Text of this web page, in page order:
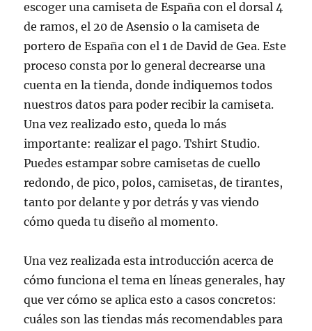
escoger una camiseta de España con el dorsal 4
de ramos, el 20 de Asensio o la camiseta de
portero de España con el 1 de David de Gea. Este
proceso consta por lo general decrearse una
cuenta en la tienda, donde indiquemos todos
nuestros datos para poder recibir la camiseta.
Una vez realizado esto, queda lo más
importante: realizar el pago. Tshirt Studio.
Puedes estampar sobre camisetas de cuello
redondo, de pico, polos, camisetas, de tirantes,
tanto por delante y por detrás y vas viendo
cómo queda tu diseño al momento.
Una vez realizada esta introducción acerca de
cómo funciona el tema en líneas generales, hay
que ver cómo se aplica esto a casos concretos:
cuáles son las tiendas más recomendables para